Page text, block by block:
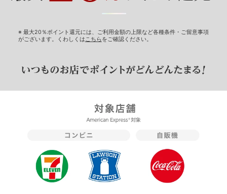
※ 最大20％ポイント還元には、ご利用金額の上限など各種条件・ご留意事項
がございます。くわしくはこちらをご確認ください。